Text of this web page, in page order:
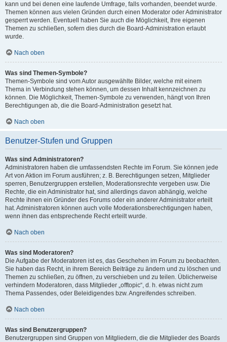
kann und bei denen eine laufende Umfrage, falls vorhanden, beendet wurde.
Themen können aus vielen Gründen durch einen Moderator oder Administrator
gesperrt werden. Eventuell haben Sie auch die Möglichkeit, Ihre eigenen
Themen zu schließen, sofern dies durch die Board-Administration erlaubt
wurde.
Nach oben
Was sind Themen-Symbole?
Themen-Symbole sind vom Autor ausgewählte Bilder, welche mit einem
Thema in Verbindung stehen können, um dessen Inhalt kennzeichnen zu
können. Die Möglichkeit, Themen-Symbole zu verwenden, hängt von Ihren
Berechtigungen ab, die die Board-Administration gesetzt hat.
Nach oben
Benutzer-Stufen und Gruppen
Was sind Administratoren?
Administratoren haben die umfassendsten Rechte im Forum. Sie können jede
Art von Aktion im Forum ausführen; z. B. Berechtigungen setzen, Mitglieder
sperren, Benutzergruppen erstellen, Moderationsrechte vergeben usw. Die
Rechte, die ein Administrator hat, sind allerdings davon abhängig, welche
Rechte ihnen ein Gründer des Forums oder ein anderer Administrator erteilt
hat. Administratoren können auch volle Moderationsberechtigungen haben,
wenn ihnen das entsprechende Recht erteilt wurde.
Nach oben
Was sind Moderatoren?
Die Aufgabe der Moderatoren ist es, das Geschehen im Forum zu beobachten.
Sie haben das Recht, in ihrem Bereich Beiträge zu ändern und zu löschen und
Themen zu schließen, zu öffnen, zu verschieben und zu teilen. Üblicherweise
verhindern Moderatoren, dass Mitglieder „offtopic“, d. h. etwas nicht zum
Thema Passendes, oder Beleidigendes bzw. Angreifendes schreiben.
Nach oben
Was sind Benutzergruppen?
Benutzergruppen sind Gruppen von Mitgliedern, die die Mitglieder des Boards